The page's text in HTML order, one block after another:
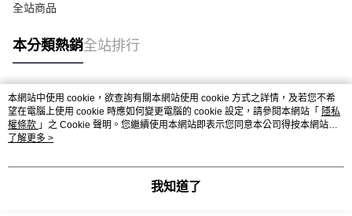
全站商品
本分類熱銷全站排行
熱門標籤
本網站中使用 cookie，欲查詢有關本網站使用 cookie 方式之詳情，及若您不希
望在電腦上使用 cookie 時應如何變更電腦的 cookie 設定，請參閱本網站「 隱私
權條款 」之 Cookie 聲明。您繼續使用本網站即表示您同意本公司得按本網站使
用條款之 Cookie 聲明使用 cookie。
了解更多 >
我知道了